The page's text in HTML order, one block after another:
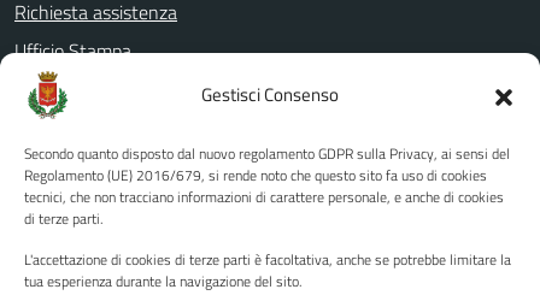
Gestisci Consenso
Secondo quanto disposto dal nuovo regolamento GDPR sulla Privacy, ai sensi del
Regolamento (UE) 2016/679, si rende noto che questo sito fa uso di cookies
tecnici, che non tracciano informazioni di carattere personale, e anche di cookies
di terze parti.
L'accettazione di cookies di terze parti è facoltativa, anche se potrebbe limitare la
tua esperienza durante la navigazione del sito.
Richiesta assistenza
Ufficio Stampa
Amministrazione Trasparente
Albo pretorio
Informativa privacy
Note legali
Piano di miglioramento del sito